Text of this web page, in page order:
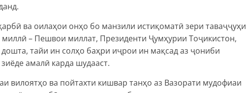
ва оилаҳои онҳо бо манзили истиқоматӣ зери таваҷҷуҳи
миллӣ – Пешвои миллат, Президенти Ҷумҳурии Тоҷикистон,
тайи ин солҳо баҳри иҷрои ин мақсад аз ҷониби
амалӣ карда шудааст.
вилоятҳо ва пойтахти кишвар танҳо аз Вазорати мудофиаи